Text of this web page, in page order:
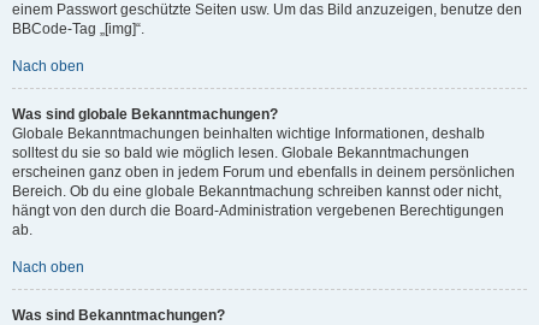
einem Passwort geschützte Seiten usw. Um das Bild anzuzeigen, benutze den
BBCode-Tag „[img]“.
Nach oben
Was sind globale Bekanntmachungen?
Globale Bekanntmachungen beinhalten wichtige Informationen, deshalb
solltest du sie so bald wie möglich lesen. Globale Bekanntmachungen
erscheinen ganz oben in jedem Forum und ebenfalls in deinem persönlichen
Bereich. Ob du eine globale Bekanntmachung schreiben kannst oder nicht,
hängt von den durch die Board-Administration vergebenen Berechtigungen
ab.
Nach oben
Was sind Bekanntmachungen?